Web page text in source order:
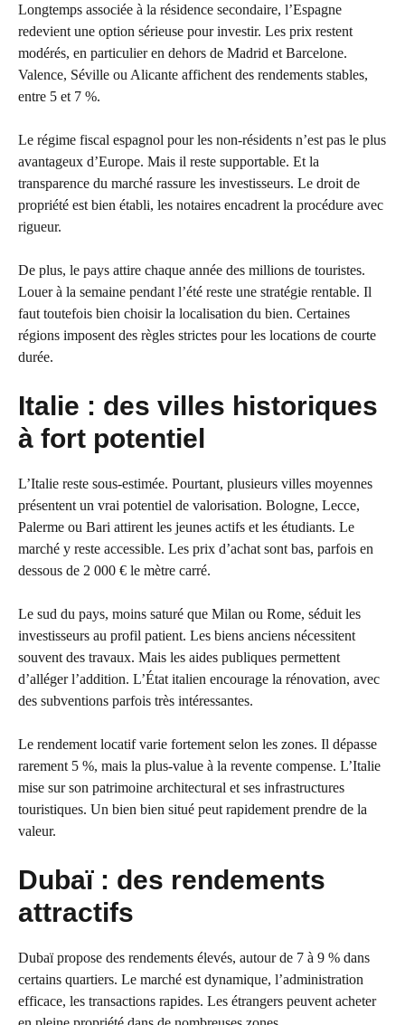
Longtemps associée à la résidence secondaire, l’Espagne
redevient une option sérieuse pour investir. Les prix restent
modérés, en particulier en dehors de Madrid et Barcelone.
Valence, Séville ou Alicante affichent des rendements stables,
entre 5 et 7 %.
Le régime fiscal espagnol pour les non-résidents n’est pas le plus
avantageux d’Europe. Mais il reste supportable. Et la
transparence du marché rassure les investisseurs. Le droit de
propriété est bien établi, les notaires encadrent la procédure avec
rigueur.
De plus, le pays attire chaque année des millions de touristes.
Louer à la semaine pendant l’été reste une stratégie rentable. Il
faut toutefois bien choisir la localisation du bien. Certaines
régions imposent des règles strictes pour les locations de courte
durée.
Italie : des villes historiques
à fort potentiel
L’Italie reste sous-estimée. Pourtant, plusieurs villes moyennes
présentent un vrai potentiel de valorisation. Bologne, Lecce,
Palerme ou Bari attirent les jeunes actifs et les étudiants. Le
marché y reste accessible. Les prix d’achat sont bas, parfois en
dessous de 2 000 € le mètre carré.
Le sud du pays, moins saturé que Milan ou Rome, séduit les
investisseurs au profil patient. Les biens anciens nécessitent
souvent des travaux. Mais les aides publiques permettent
d’alléger l’addition. L’État italien encourage la rénovation, avec
des subventions parfois très intéressantes.
Le rendement locatif varie fortement selon les zones. Il dépasse
rarement 5 %, mais la plus-value à la revente compense. L’Italie
mise sur son patrimoine architectural et ses infrastructures
touristiques. Un bien bien situé peut rapidement prendre de la
valeur.
Dubaï : des rendements
attractifs
Dubaï propose des rendements élevés, autour de 7 à 9 % dans
certains quartiers. Le marché est dynamique, l’administration
efficace, les transactions rapides. Les étrangers peuvent acheter